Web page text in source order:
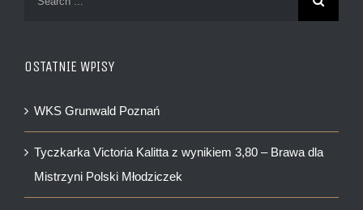
OSTATNIE WPISY
WKS Grunwald Poznań
Tyczkarka Victoria Kalitta z wynikiem 3,80 – Brawa dla
Mistrzyni Polski Młodziczek